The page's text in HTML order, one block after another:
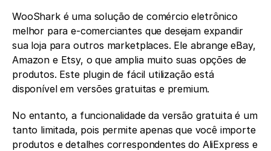
WooShark é uma solução de comércio eletrônico
melhor para e-comerciantes que desejam expandir
sua loja para outros marketplaces. Ele abrange eBay,
Amazon e Etsy, o que amplia muito suas opções de
produtos. Este plugin de fácil utilização está
disponível em versões gratuitas e premium.
No entanto, a funcionalidade da versão gratuita é um
tanto limitada, pois permite apenas que você importe
produtos e detalhes correspondentes do AliExpress e